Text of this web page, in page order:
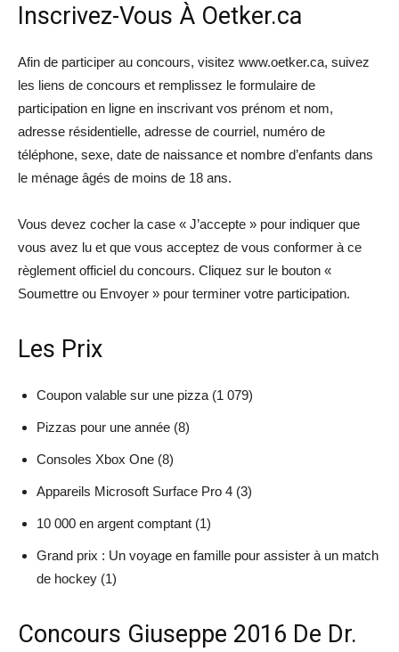
Inscrivez-Vous À Oetker.ca
Afin de participer au concours, visitez www.oetker.ca, suivez
les liens de concours et remplissez le formulaire de
participation en ligne en inscrivant vos prénom et nom,
adresse résidentielle, adresse de courriel, numéro de
téléphone, sexe, date de naissance et nombre d’enfants dans
le ménage âgés de moins de 18 ans.
Vous devez cocher la case « J’accepte » pour indiquer que
vous avez lu et que vous acceptez de vous conformer à ce
règlement officiel du concours. Cliquez sur le bouton «
Soumettre ou Envoyer » pour terminer votre participation.
Les Prix
Coupon valable sur une pizza (1 079)
Pizzas pour une année (8)
Consoles Xbox One (8)
Appareils Microsoft Surface Pro 4 (3)
10 000 en argent comptant (1)
Grand prix : Un voyage en famille pour assister à un match
de hockey (1)
Concours Giuseppe 2016 De Dr.